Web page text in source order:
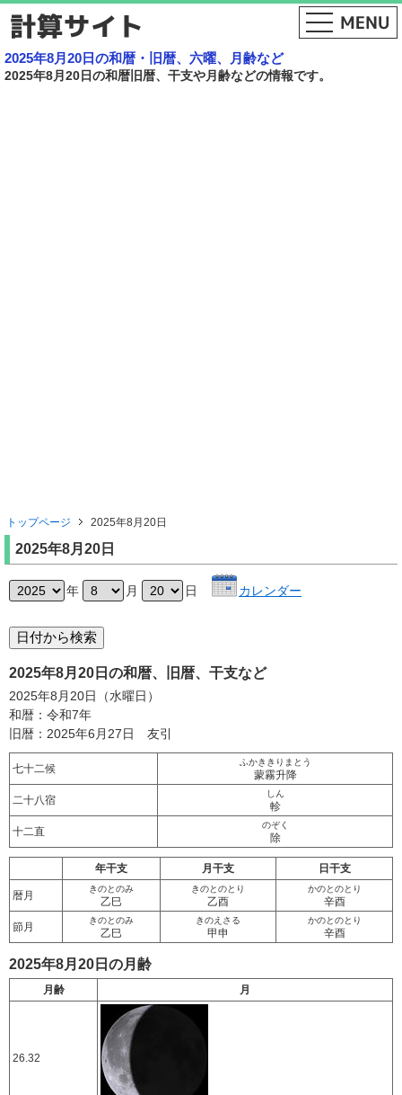
2025年8月20日の和暦・旧暦、六曜、月齢など
2025年8月20日の和暦旧暦、干支や月齢などの情報です。
トップページ 2025年8月20日
2025年8月20日
年 月 日 カレンダー
2025年8月20日の和暦、旧暦、干支など
2025年8月20日（水曜日）
和暦：令和7年
旧暦：2025年6月27日 友引
七十二候
ふかききりまとう
蒙霧升降
二十八宿
しん
軫
十二直
のぞく
除
年干支 月干支 日干支
暦月
きのとのみ
乙巳
きのとのとり
乙酉
かのとのとり
辛酉
節月
きのとのみ
乙巳
きのえさる
甲申
かのとのとり
辛酉
2025年8月20日の月齢
月齢 月
26.32